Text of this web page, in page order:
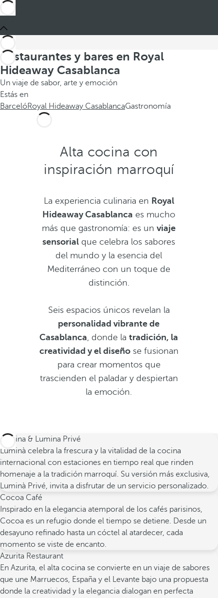
Restaurantes y bares en Royal
Hideaway Casablanca
Un viaje de sabor, arte y emoción
Estás en
BarcelóRoyal Hideaway CasablancaGastronomía
Alta cocina con
inspiración marroquí
La experiencia culinaria en Royal
Hideaway Casablanca es mucho
más que gastronomía: es unviaje
sensorial que celebra los sabores
del mundo y la esencia del
Mediterráneo con un toque de
distinción.
Seis espacios únicos revelan la
personalidad vibrante de
Casablanca, donde latradición, la
creatividad y el diseñose fusionan
para crear momentos que
trascienden el paladar y despiertan
la emoción.
Lumina & Lumina Privé
Luminà celebra la frescura y la vitalidad de la cocina
internacional con estaciones en tiempo real que rinden
homenaje a la tradición marroquí. Su versión más exclusiva,
Luminà Privé, invita a disfrutar de un servicio personalizado.
Cocoa Café
Inspirado en la elegancia atemporal de los cafés parisinos,
Cocoa es un refugio donde el tiempo se detiene. Desde un
desayuno refinado hasta un cóctel al atardecer, cada
momento se viste de encanto.
Azurita Restaurant
En Azurita, el alta cocina se convierte en un viaje de sabores
que une Marruecos, España y el Levante bajo una propuesta
donde la creatividad y la elegancia dialogan en perfecta